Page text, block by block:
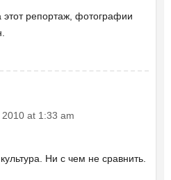
репортаж, фотографии
at 1:33 am
Ни с чем не сравнить.